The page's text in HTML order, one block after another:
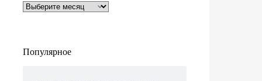
Архивы
Популярное